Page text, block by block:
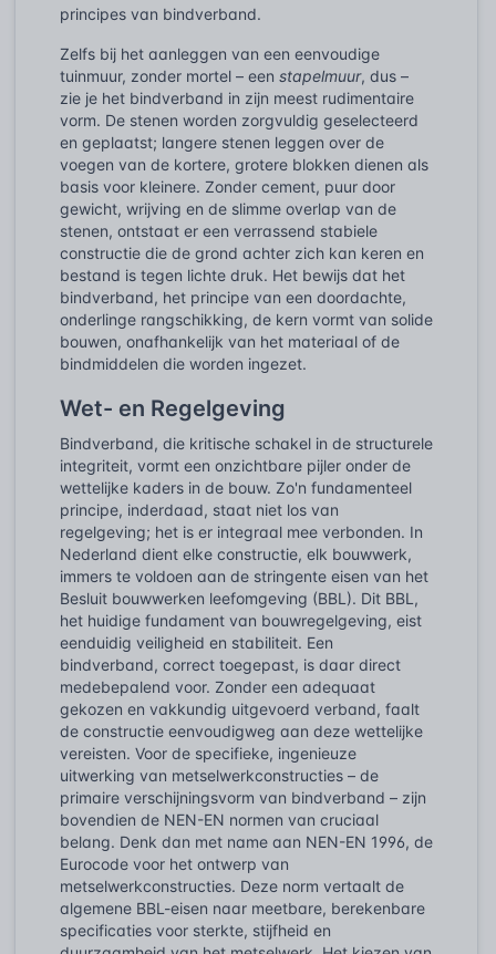
principes van bindverband.
Zelfs bij het aanleggen van een eenvoudige
tuinmuur, zonder mortel – een stapelmuur, dus –
zie je het bindverband in zijn meest rudimentaire
vorm. De stenen worden zorgvuldig geselecteerd
en geplaatst; langere stenen leggen over de
voegen van de kortere, grotere blokken dienen als
basis voor kleinere. Zonder cement, puur door
gewicht, wrijving en de slimme overlap van de
stenen, ontstaat er een verrassend stabiele
constructie die de grond achter zich kan keren en
bestand is tegen lichte druk. Het bewijs dat het
bindverband, het principe van een doordachte,
onderlinge rangschikking, de kern vormt van solide
bouwen, onafhankelijk van het materiaal of de
bindmiddelen die worden ingezet.
Wet- en Regelgeving
Bindverband, die kritische schakel in de structurele
integriteit, vormt een onzichtbare pijler onder de
wettelijke kaders in de bouw. Zo'n fundamenteel
principe, inderdaad, staat niet los van
regelgeving; het is er integraal mee verbonden. In
Nederland dient elke constructie, elk bouwwerk,
immers te voldoen aan de stringente eisen van het
Besluit bouwwerken leefomgeving (BBL). Dit BBL,
het huidige fundament van bouwregelgeving, eist
eenduidig veiligheid en stabiliteit. Een
bindverband, correct toegepast, is daar direct
medebepalend voor. Zonder een adequaat
gekozen en vakkundig uitgevoerd verband, faalt
de constructie eenvoudigweg aan deze wettelijke
vereisten. Voor de specifieke, ingenieuze
uitwerking van metselwerkconstructies – de
primaire verschijningsvorm van bindverband – zijn
bovendien de NEN-EN normen van cruciaal
belang. Denk dan met name aan NEN-EN 1996, de
Eurocode voor het ontwerp van
metselwerkconstructies. Deze norm vertaalt de
algemene BBL-eisen naar meetbare, berekenbare
specificaties voor sterkte, stijfheid en